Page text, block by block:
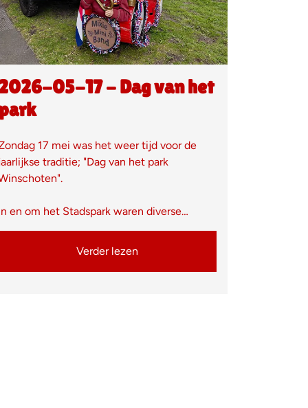
05-17 - Dag van het
17 mei was het weer tijd voor de
traditie; "Dag van het park
en om het Stadspark waren diverse…
Verder lezen